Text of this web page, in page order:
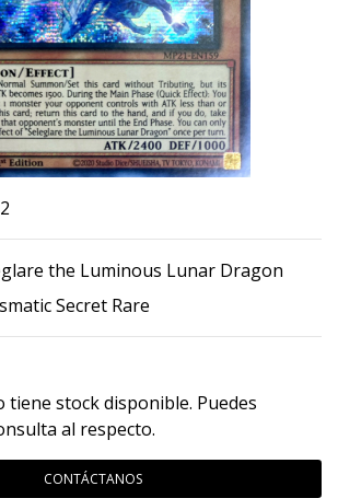
the Luminous Lunar Dragon
Secret Rare
tiene stock disponible. Puedes
al respecto.
CONTÁCTANOS